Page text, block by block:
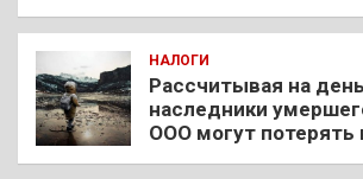
НАЛОГИ
Рассчитывая на
наследники
ООО могут потерять